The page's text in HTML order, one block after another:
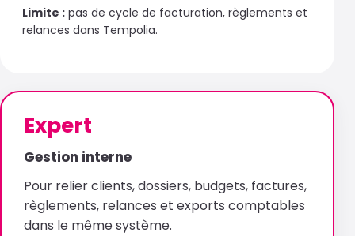
Limite : pas de cycle de facturation, règlements et
relances dans Tempolia.
Expert
Gestion interne
Pour relier clients, dossiers, budgets, factures,
règlements, relances et exports comptables
dans le même système.